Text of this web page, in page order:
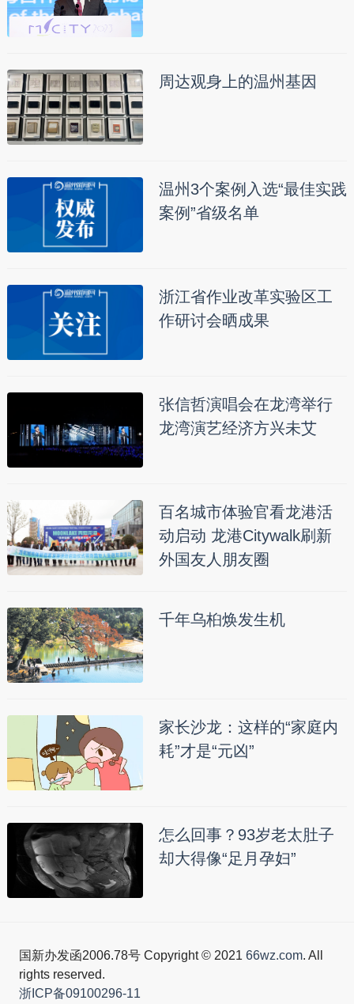
周达观身上的温州基因
温州3个案例入选“最佳实践
案例”省级名单
浙江省作业改革实验区工
作研讨会晒成果
张信哲演唱会在龙湾举行
龙湾演艺经济方兴未艾
百名城市体验官看龙港活
动启动 龙港Citywalk刷新
外国友人朋友圈
千年乌桕焕发生机
家长沙龙：这样的“家庭内
耗”才是“元凶”
怎么回事？93岁老太肚子
却大得像“足月孕妇”
国新办发函2006.78号 Copyright © 2021 66wz.com. All
rights reserved.
浙ICP备09100296-11